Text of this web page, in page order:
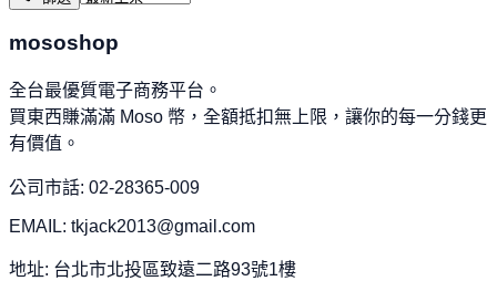
mososhop
全台最優質電子商務平台。
買東西賺滿滿 Moso 幣，全額抵扣無上限，讓你的每一分錢更
有價值。
公司市話: 02-28365-009
EMAIL: tkjack2013@gmail.com
地址: 台北市北投區致遠二路93號1樓